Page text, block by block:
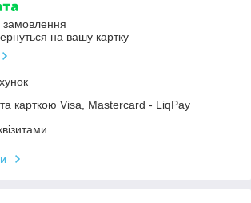
замовлення
на вашу картку
карткою Visa, Mastercard - LiqPay